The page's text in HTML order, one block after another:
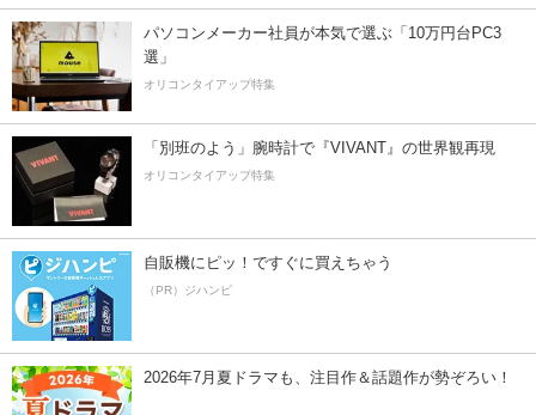
パソコンメーカー社員が本気で選ぶ「10万円台PC3
選」
オリコンタイアップ特集
「別班のよう」腕時計で『VIVANT』の世界観再現
オリコンタイアップ特集
自販機にピッ！ですぐに買えちゃう
（PR）ジハンピ
2026年7月夏ドラマも、注目作＆話題作が勢ぞろい！